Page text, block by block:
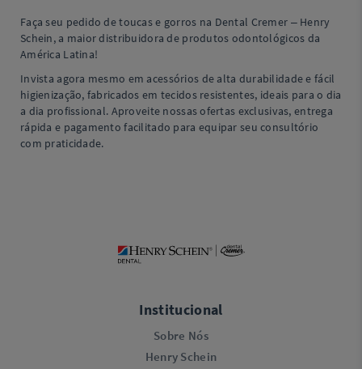
Faça seu pedido de toucas e gorros na Dental Cremer – Henry
Schein, a maior distribuidora de produtos odontológicos da
América Latina!
Invista agora mesmo em acessórios de alta durabilidade e fácil
higienização, fabricados em tecidos resistentes, ideais para o dia
a dia profissional. Aproveite nossas ofertas exclusivas, entrega
rápida e pagamento facilitado para equipar seu consultório
com praticidade.
Institucional
Sobre Nós
Henry Schein